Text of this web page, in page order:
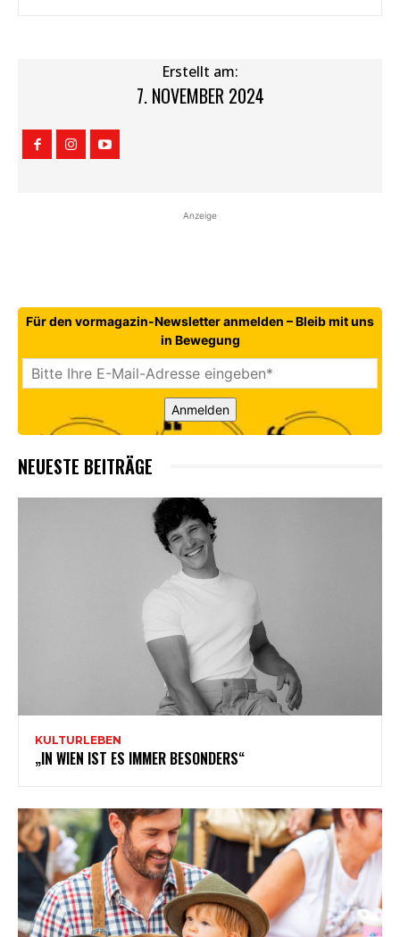
Erstellt am:
7. NOVEMBER 2024
Anzeige
Für den vormagazin-Newsletter anmelden – Bleib mit uns
in Bewegung
Anmelden
NEUESTE BEITRÄGE
KULTURLEBEN
„IN WIEN IST ES IMMER BESONDERS“